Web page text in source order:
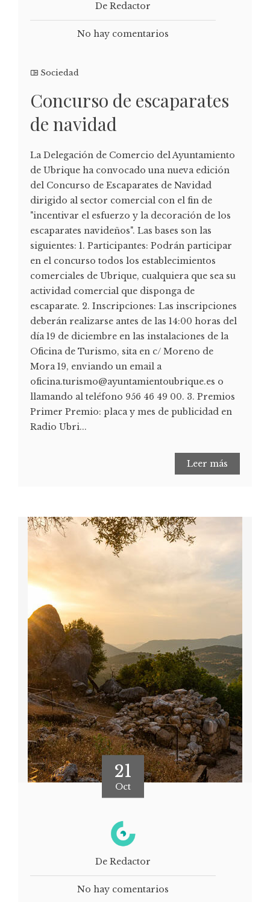
De Redactor
No hay comentarios
Sociedad
Concurso de escaparates
de navidad
La Delegación de Comercio del Ayuntamiento
de Ubrique ha convocado una nueva edición
del Concurso de Escaparates de Navidad
dirigido al sector comercial con el fin de
"incentivar el esfuerzo y la decoración de los
escaparates navideños". Las bases son las
siguientes: 1. Participantes: Podrán participar
en el concurso todos los establecimientos
comerciales de Ubrique, cualquiera que sea su
actividad comercial que disponga de
escaparate. 2. Inscripciones: Las inscripciones
deberán realizarse antes de las 14:00 horas del
día 19 de diciembre en las instalaciones de la
Oficina de Turismo, sita en c/ Moreno de
Mora 19, enviando un email a
oficina.turismo@ayuntamientoubrique.es o
llamando al teléfono 956 46 49 00. 3. Premios
Primer Premio: placa y mes de publicidad en
Radio Ubri...
Leer más
21
Oct
De Redactor
No hay comentarios